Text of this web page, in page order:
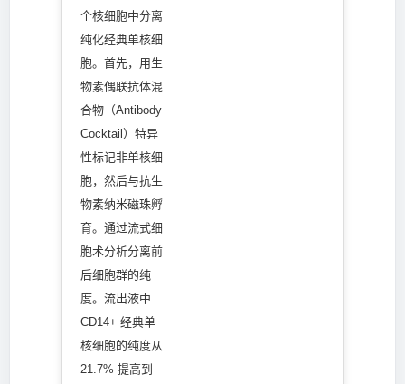
个核细胞中分离
纯化经典单核细
胞。首先，用生
物素偶联抗体混
合物（Antibody
Cocktail）特异
性标记非单核细
胞，然后与抗生
物素纳米磁珠孵
育。通过流式细
胞术分析分离前
后细胞群的纯
度。流出液中
CD14+ 经典单
核细胞的纯度从
21.7% 提高到